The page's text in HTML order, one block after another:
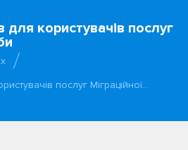
користувачів послуг
послуг Міграційної…